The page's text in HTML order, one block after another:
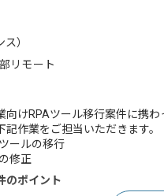
）
リモート
向けRPAツール移行案件に携
記作業をご担当いただきます。
ールの移行
修正
のポイント